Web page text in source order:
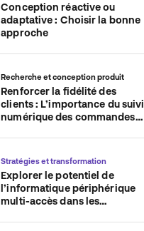
Conception réactive ou
adaptative : Choisir la bonne
approche
Recherche et conception produit
Renforcer la fidélité des
clients : L’importance du suivi
numérique des commandes
commerce électronique
Stratégies et transformation
Explorer le potentiel de
l’informatique périphérique
multi-accès dans les